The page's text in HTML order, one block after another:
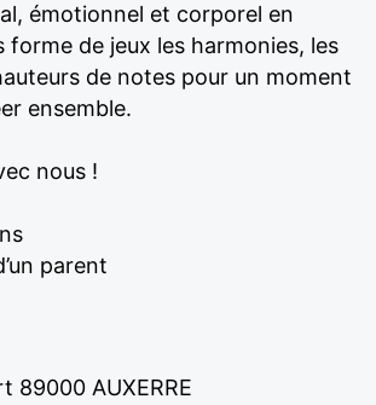
émotionnel et corporel en
forme de jeux les harmonies, les
de notes pour un moment
ensemble.
nous !
parent
89000 AUXERRE